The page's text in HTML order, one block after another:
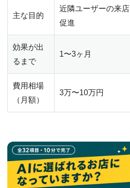
主な目的
近隣ユーザーの来店
促進
効果が出
るまで
1〜3ヶ月
費用相場
（月額）
3万〜10万円